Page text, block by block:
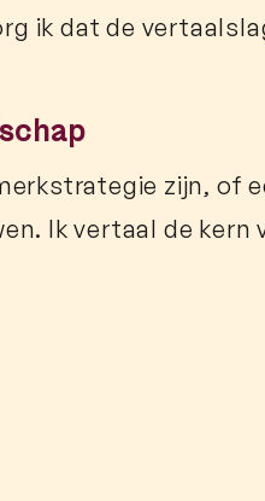
ik dat de
zijn, of
Ik vertaal de kern